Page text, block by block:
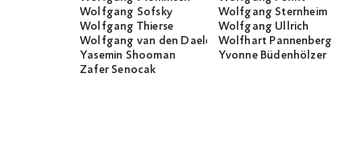
Wolfgang Sofsky
Wolfgang Sternheim
Wolfgang Thierse
Wolfgang Ullrich
Wolfgang van den Daele
Wolfhart Pannenberg
Yasemin Shooman
Yvonne Büdenhölzer
Zafer Senocak